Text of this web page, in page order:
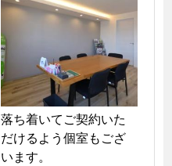
落ち着いてご契約いた
だけるよう個室もござ
います。